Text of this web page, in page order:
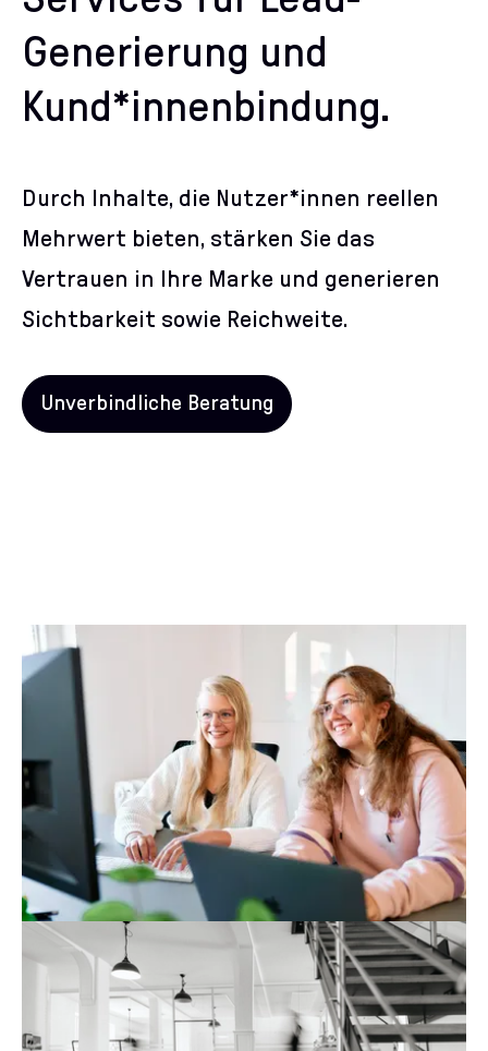
Generierung und
Kund*innenbindung.
Durch Inhalte, die Nutzer*innen reellen
Mehrwert bieten, stärken Sie das
Vertrauen in Ihre Marke und generieren
Sichtbarkeit sowie Reichweite.
Unverbindliche Beratung